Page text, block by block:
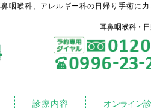
咽喉科、アレルギー科の日帰り手術に
耳鼻咽喉科・
診療内容 オンライン